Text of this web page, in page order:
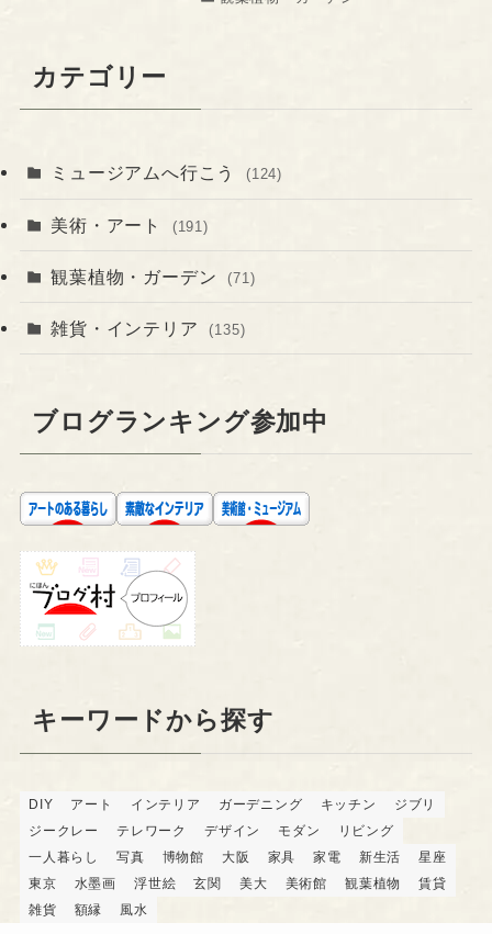
カテゴリー
ミュージアムへ行こう (124)
美術・アート (191)
観葉植物・ガーデン (71)
雑貨・インテリア (135)
ブログランキング参加中
キーワードから探す
DIY アート インテリア ガーデニング キッチン
ジブリ
ジークレー
テレワーク デザイン モダン
リビング
一人暮らし
写真 博物館 大阪 家具 家電 新生活
星座
東京
水墨画 浮世絵 玄関 美大 美術館 観葉植物
賃貸
雑貨
額縁 風水